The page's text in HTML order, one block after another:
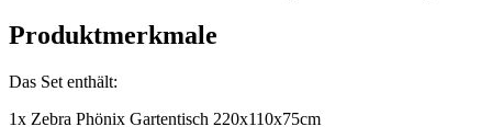
Produktmerkmale
Das Set enthält:
1x Zebra Phönix Gartentisch 220x110x75cm